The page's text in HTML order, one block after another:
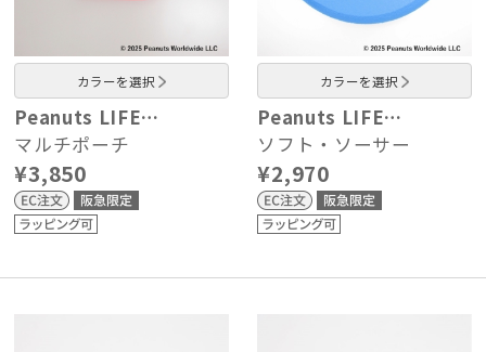
カラーを選択
Peanuts LIFE…
マルチポーチ
¥3,850
カラーを選択
Peanuts LIFE…
ソフト・ソーサー
¥2,970